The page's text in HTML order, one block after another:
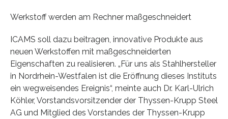
Werkstoff werden am Rechner maßgeschneidert
ICAMS soll dazu beitragen, innovative Produkte aus
neuen Werkstoffen mit maßgeschneiderten
Eigenschaften zu realisieren. „Für uns als Stahlhersteller
in Nordrhein-Westfalen ist die Eröffnung dieses Instituts
ein wegweisendes Ereignis“, meinte auch Dr. Karl-Ulrich
Köhler, Vorstandsvorsitzender der Thyssen-Krupp Steel
AG und Mitglied des Vorstandes der Thyssen-Krupp